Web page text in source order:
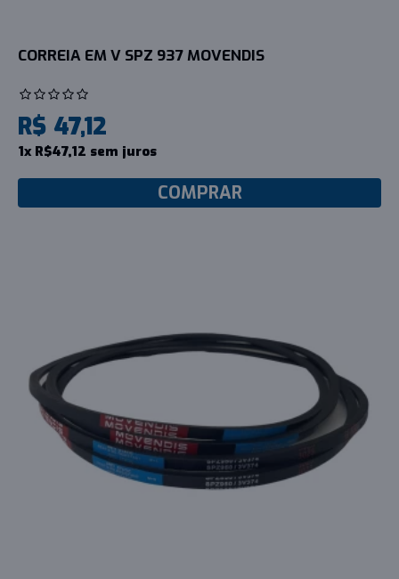
CORREIA EM V SPZ 937 MOVENDIS
R$ 47,12
1x R$47,12 sem juros
COMPRAR